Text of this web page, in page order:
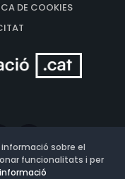
DE COOKIES
sobre el
funcionalitats i per